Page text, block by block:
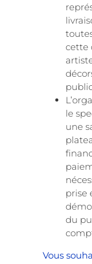
cette
le
une
prise
du
Vous